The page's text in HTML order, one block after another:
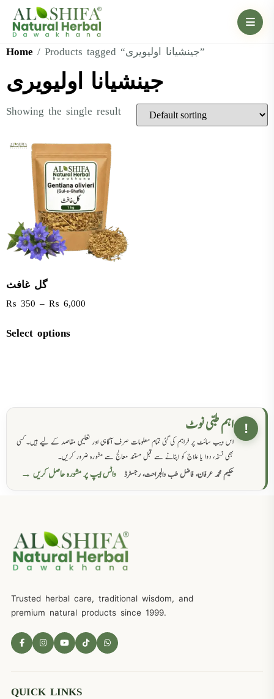
Home / Products tagged “جینشیانا اولیویری”
جینشیانا اولیویری
Showing the single result
گل غافث
₨ 350 – ₨ 6,000
Select options
! اہم طبی نوٹ
اس ویب سائٹ پر فراہم کی گئی تمام معلومات صرف آگاہی اور تعلیمی مقاصد کے لیے ہیں۔ کسی
بھی نسخہ، دوا یا علاج کو اپنانے سے قبل مستند معالج سے مشورہ ضرور کریں۔
حکیم محمد عرفان، فاضل طب والجراحت، رجسٹرڈ
واٹس ایپ پر مشورہ حاصل کریں →
Trusted herbal care, traditional wisdom, and
premium natural products since 1999.
QUICK LINKS